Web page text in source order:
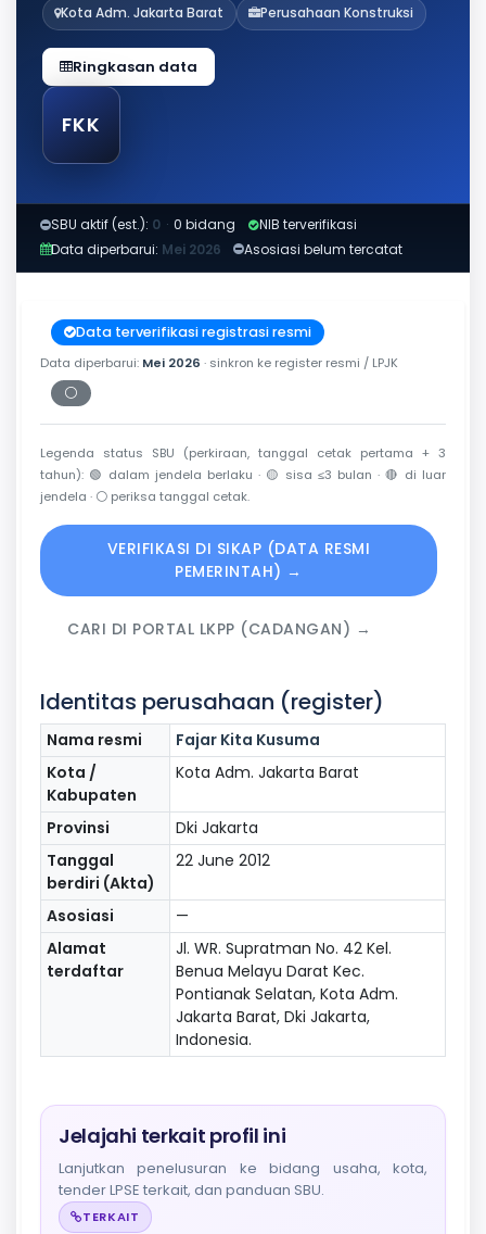
Kota Adm. Jakarta Barat Perusahaan Konstruksi
Ringkasan data
FKK
SBU aktif (est.): 0 · 0 bidang
NIB terverifikasi
Data diperbarui: Mei 2026 Asosiasi belum tercatat
Data terverifikasi registrasi resmi
Data diperbarui: Mei 2026 · sinkron ke register resmi / LPJK
⚪
Periksa tanggal cetak
Legenda status SBU (perkiraan, tanggal cetak pertama + 3
tahun): 🟢 dalam jendela berlaku · 🟡 sisa ≤3 bulan · 🔴 di luar
jendela · ⚪ periksa tanggal cetak.
VERIFIKASI DI SIKAP (DATA RESMI
PEMERINTAH) →
CARI DI PORTAL LKPP (CADANGAN) →
Identitas perusahaan (register)
Nama resmi
Fajar Kita Kusuma
Kota /
Kabupaten
Kota Adm. Jakarta Barat
Provinsi
Dki Jakarta
Tanggal
berdiri (Akta)
22 June 2012
Asosiasi
—
Alamat
terdaftar
Jl. WR. Supratman No. 42 Kel.
Benua Melayu Darat Kec.
Pontianak Selatan, Kota Adm.
Jakarta Barat, Dki Jakarta,
Indonesia.
Jelajahi terkait profil ini
Lanjutkan penelusuran ke bidang usaha, kota,
tender LPSE terkait, dan panduan SBU.
TERKAIT